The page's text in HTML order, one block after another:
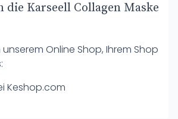
die Karseell Collagen Maske
unserem Online Shop, Ihrem Shop
Keshop.com